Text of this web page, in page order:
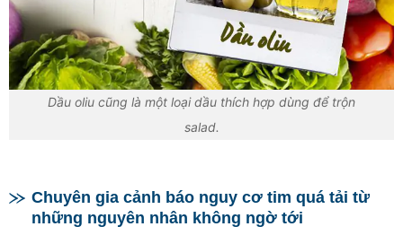
Dầu oliu cũng là một loại dầu thích hợp dùng để trộn
salad.
Chuyên gia cảnh báo nguy cơ tim quá tải từ
những nguyên nhân không ngờ tới